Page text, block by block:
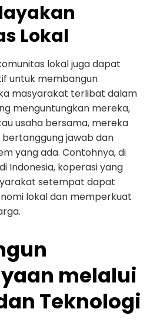
Lokal
lokal juga dapat
untuk membangun
masyarakat terlibat dalam
menguntungkan mereka,
usaha bersama, mereka
jawab dan
yang ada. Contohnya, di
Indonesia, koperasi yang
setempat dapat
lokal dan memperkuat
melalui
Teknologi